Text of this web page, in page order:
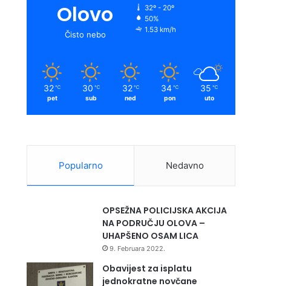
Olovo
Čisto nebo
32º - 20º
50%
1.53 km/h
32 ℃
pet
30 ℃
sub
32 ℃
ned
34 ℃
pon
35 ℃
uto
Popularno Nedavno
OPSEŽNA POLICIJSKA AKCIJA
NA PODRUČJU OLOVA –
UHAPŠENO OSAM LICA
9. Februara 2022.
Obavijest za isplatu
jednokratne novčane